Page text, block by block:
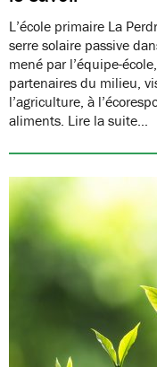
L’école primaire La
serre solaire passive
mené par l’équipe-
partenaires du milieu,
l’agriculture, à
aliments. Lire la suite…